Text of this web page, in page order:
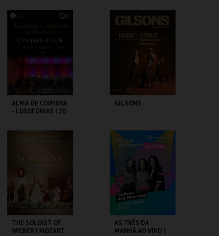
COLISEU DE LISBOA
COMPRAR
COLISEU DE LISBOA
COMPRAR
ALMA DE COIMBRA
- LUSOFONIAS | 20
COLISEU DE LISBOA
MAIS INFO
COMPRAR
GILSONS
COLISEU DE LISBOA
MAIS INFO
COMPRAR
THE SOLOIST OF
WIENER | MOZART
AS TRÊS DA
MANHÃ AO VIVO |